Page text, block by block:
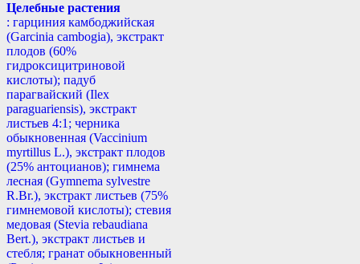
Целебные растения
: гарциния камбоджийская
(Garcinia cambogia), экстракт
плодов (60%
гидроксицитриновой
кислоты); падуб
парагвайский (Ilex
paraguariensis), экстракт
листьев 4:1; черника
обыкновенная (Vaccinium
myrtillus L.), экстракт плодов
(25% антоцианов); гимнема
лесная (Gymnema sylvestre
R.Br.), экстракт листьев (75%
гимнемовой кислоты); стевия
медовая (Stevia rebaudiana
Bert.), экстракт листьев и
стебля; гранат обыкновенный